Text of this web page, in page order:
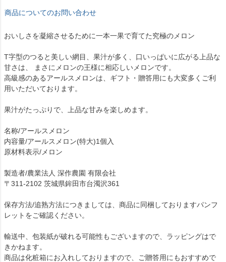
商品についてのお問い合わせ
おいしさを凝縮させるために一本一果で育てた究極のメロン
T字型のつると美しい網目、果汁が多く、口いっぱいに広がる上品な
甘さは、 まさにメロンの王様に相応しいメロンです。
高級感のあるアールスメロンは、ギフト・贈答用にも大変多くご利
用いただいております。
果汁がたっぷりで、上品な甘みを楽しめます。
名称/アールスメロン
内容量/アールスメロン(特大)1個入
原材料表示/メロン
製造者/農業法人 深作農園 有限会社
〒311-2102 茨城県鉾田市台濁沢361
保存方法/追熟方法につきましては、商品に同梱しておりますパンフ
レットをご確認ください。
輸送中、包装紙が破れる可能性もございますので、ラッピングはで
きかねます。
商品は化粧箱にお入れしておりますので、ご贈答用にもおすすめで